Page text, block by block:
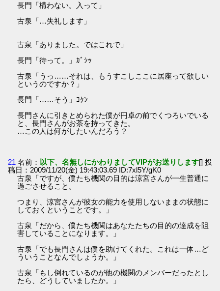
長門「構わない。入って」
古泉「…失礼します」
古泉「ありました。ではこれで」
長門「待って。」ｶﾞｼｯ
古泉「うっ……それは、もうすこしここに居座って欲しい
というのですか？」
長門「……そう」ｺｸﾝ
長門さんに引きとめられた僕が円卓の前でくつろいでいる
と、長門さんがお茶を持ってきた。
…この人は何がしたいんだろう？
21 名前： 以下、名無しにかわりましてVIPがお送りします[] 投
稿日：2009/11/20(金) 19:43:03.69 ID:7xl5Y/gK0
古泉「ですが、僕たち機関の目的は涼宮さんが一生普通に
過ごさせること。
つまり、涼宮さんが彼女の能力を使用しないままの状態に
しておくということです。」
古泉「だから、僕たち機関はあなたたちの目的の達成を阻
害していることになります。」
古泉「でも長門さんは僕を助けてくれた。これは一体…ど
ういうことなんでしょうか。」
古泉「もし倒れているのが他の機関のメンバーだったとし
たら、どうしていましたか。」